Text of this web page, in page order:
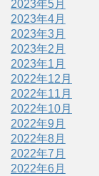
2023年5月
2023年4月
2023年3月
2023年2月
2023年1月
2022年12月
2022年11月
2022年10月
2022年9月
2022年8月
2022年7月
2022年6月